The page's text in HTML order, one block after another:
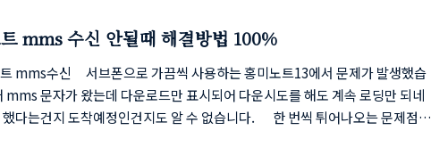
mms 수신 안될때 해결방법 100%
mms수신 서브폰으로 가끔씩 사용하는 홍미노트13에서 문제가 발생했습
mms 문자가 왔는데 다운로드만 표시되어 다운시도를 해도 계속 로딩만 되네
다는건지 도착예정인건지도 알 수 없습니다. 한 번씩 튀어나오는 문제점에